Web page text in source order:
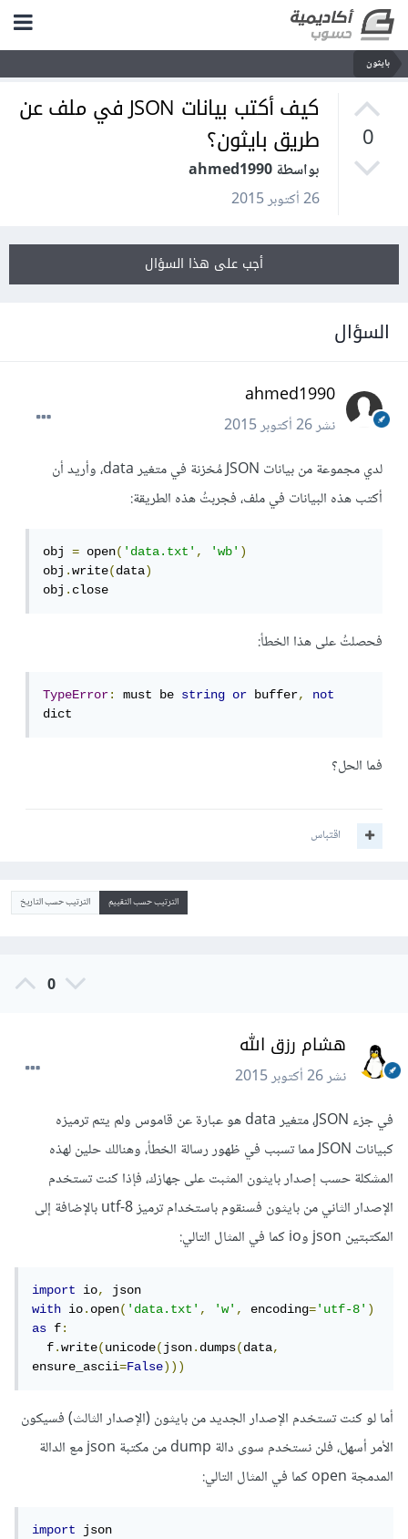
بايثون
0
كيف أكتب بيانات JSON في ملف عن
طريق بايثون؟
بواسطة ahmed1990
26 أكتوبر 2015
أجب على هذا السؤال
السؤال
ahmed1990
نشر26 أكتوبر 2015
لدي مجموعة من بيانات JSON مُخزنة في متغير data، وأريد أن
أكتب هذه البيانات في ملف، فجربتُ هذه الطريقة:
obj = open('data.txt', 'wb')
obj.write(data)
obj.close
فحصلتُ على هذا الخطأ:
TypeError: must be string or buffer,
not
dict
فما الحل؟
اقتباس
الترتيب حسب التقييم الترتيب حسب التاريخ
0
هشام رزق الله
نشر26 أكتوبر 2015
في جزء JSON، متغير data هو عبارة عن قاموس ولم يتم ترميزه
كبيانات JSON مما تسبب في ظهور رسالة الخطأ، وهنالك حلين لهذه
المشكلة حسب إصدار بايثون المثبت على جهازك، فإذا كنت تستخدم
الإصدار الثاني من بايثون فسنقوم باستخدام ترميز utf-8 بالإضافة إلى
المكتبتين json وio كما في المثال التالي:
import io,
with io.open('data.txt', 'w', encoding='utf-8')
as f:
  f
.write(unicode(json.dumps(data,
ensure_ascii=False)))
أما لو كنت تستخدم الإصدار الجديد من بايثون (الإصدار الثالث) فسيكون
الأمر أسهل، فلن نستخدم سوى دالة dump من مكتبة json مع الدالة
المدمجة open كما في المثال التالي:
import